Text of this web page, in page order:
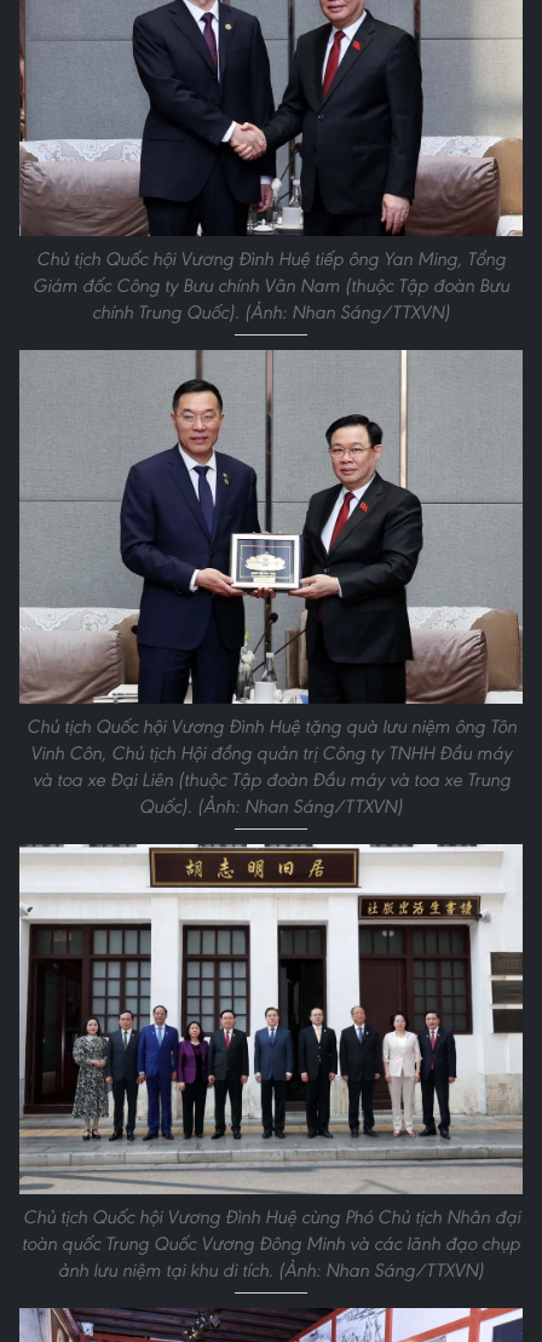
Chủ tịch Quốc hội Vương Đình Huệ tiếp ông Yan Ming, Tổng
Giám đốc Công ty Bưu chính Vân Nam (thuộc Tập đoàn Bưu
chính Trung Quốc). (Ảnh: Nhan Sáng/TTXVN)
Chủ tịch Quốc hội Vương Đình Huệ tặng quà lưu niệm ông Tôn
Vinh Côn, Chủ tịch Hội đồng quản trị Công ty TNHH Đầu máy
và toa xe Đại Liên (thuộc Tập đoàn Đầu máy và toa xe Trung
Quốc). (Ảnh: Nhan Sáng/TTXVN)
Chủ tịch Quốc hội Vương Đình Huệ cùng Phó Chủ tịch Nhân đại
toàn quốc Trung Quốc Vương Đông Minh và các lãnh đạo chụp
ảnh lưu niệm tại khu di tích. (Ảnh: Nhan Sáng/TTXVN)